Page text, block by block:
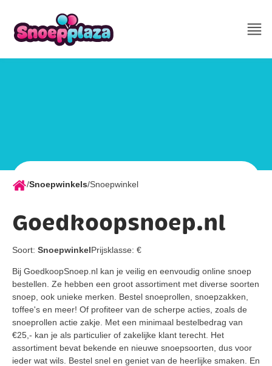
/Snoepwinkels/Snoepwinkel
Goedkoopsnoep.nl
Soort: SnoepwinkelPrijsklasse: €
Bij GoedkoopSnoep.nl kan je veilig en eenvoudig online snoep
bestellen. Ze hebben een groot assortiment met diverse soorten
snoep, ook unieke merken. Bestel snoeprollen, snoepzakken,
toffee's en meer! Of profiteer van de scherpe acties, zoals de
snoeprollen actie zakje. Met een minimaal bestelbedrag van
€25,- kan je als particulier of zakelijke klant terecht. Het
assortiment bevat bekende en nieuwe snoepsoorten, dus voor
ieder wat wils. Bestel snel en geniet van de heerlijke smaken. En